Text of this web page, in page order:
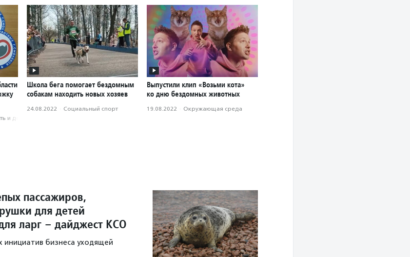
и доброволь­чест­во
Школа бега помогает бездомным
собакам находить новых хозяев
24.08.2022 · Социальный спорт
Выпустили клип «Возьми кота»
ко дню бездомных животных
19.08.2022 · Окружающая среда
пассажиров,
для детей
ларг – дайджест КСО
бизнеса уходящей